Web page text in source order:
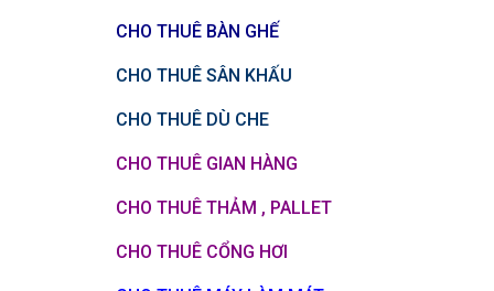
CHO THUÊ BÀN GHẾ
CHO THUÊ SÂN KHẤU
CHO THUÊ DÙ CHE
CHO THUÊ GIAN HÀNG
CHO THUÊ THẢM , PALLET
CHO THUÊ CỔNG HƠI